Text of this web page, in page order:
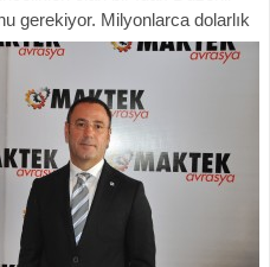
gerekiyor. Milyonlarca dolarlık